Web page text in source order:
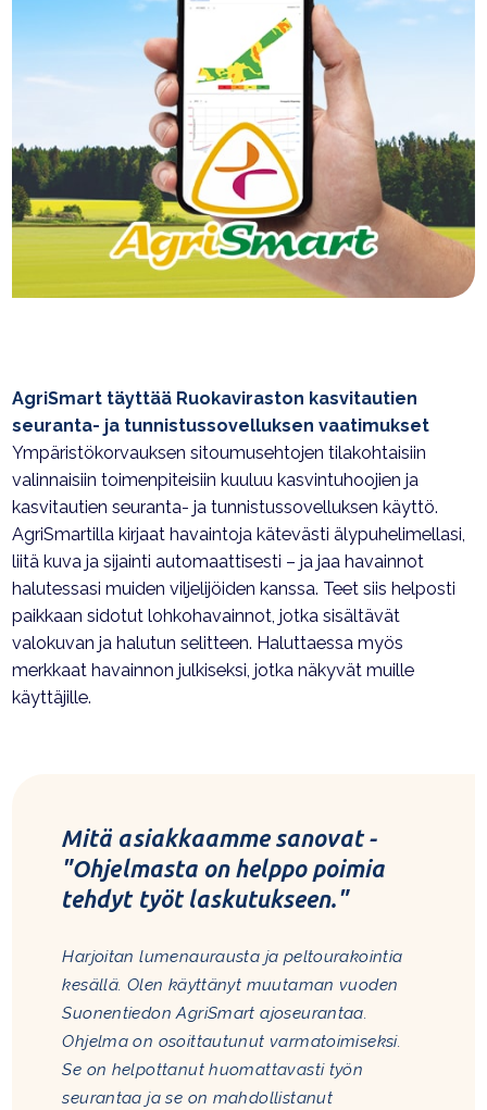
AgriSmart täyttää Ruokaviraston kasvitautien
seuranta- ja tunnistussovelluksen vaatimukset
Ympäristökorvauksen sitoumusehtojen tilakohtaisiin
valinnaisiin toimenpiteisiin kuuluu kasvintuhoojien ja
kasvitautien seuranta- ja tunnistussovelluksen käyttö.
AgriSmartilla kirjaat havaintoja kätevästi älypuhelimellasi,
liitä kuva ja sijainti automaattisesti – ja jaa havainnot
halutessasi muiden viljelijöiden kanssa. Teet siis helposti
paikkaan sidotut lohkohavainnot, jotka sisältävät
valokuvan ja halutun selitteen. Haluttaessa myös
merkkaat havainnon julkiseksi, jotka näkyvät muille
käyttäjille.
Mitä asiakkaamme sanovat -
"Ohjelmasta on helppo poimia
tehdyt työt laskutukseen."
Harjoitan lumenaurausta ja peltourakointia
kesällä. Olen käyttänyt muutaman vuoden
Suonentiedon AgriSmart ajoseurantaa.
Ohjelma on osoittautunut varmatoimiseksi.
Se on helpottanut huomattavasti työn
seurantaa ja se on mahdollistanut